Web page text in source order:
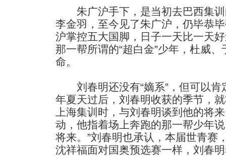
朱广沪手下，是当初去巴西集训
李金羽，至今见了朱广沪，仍毕恭
沪掌控五大国脚，日子一天比一天
那一帮所谓的“超白金”少年，杜威、
命。
刘春明还没有“嫡系”，但可以肯
年夏天过后，刘春明收获的季节，
上海集训时，与刘春明谈到他的将
动，他指着场上奔跑的那一帮少年
将来。”刘春明也承认，本届世青赛
沈祥福面对国奥预选赛一样，刘春